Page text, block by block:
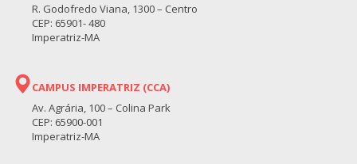
R. Godofredo Viana, 1300 – Centro
CEP: 65901- 480
Imperatriz-MA
CAMPUS IMPERATRIZ (CCA)
Av. Agrária, 100 – Colina Park
CEP: 65900-001
Imperatriz-MA